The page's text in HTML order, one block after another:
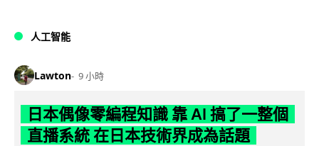
人工智能
Lawton 9 小時
日本偶像零編程知識 靠 AI 搞了一整個
直播系統 在日本技術界成為話題